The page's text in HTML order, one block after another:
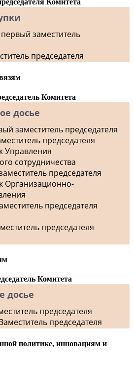
Комитета
заместитель
председателя
Комитета
досье
заместитель председателя
председателя
Управления
сотрудничества
председателя
Организационно-
председателя
председателя
Комитета
досье
председателя
председателя
политике, инновациям и